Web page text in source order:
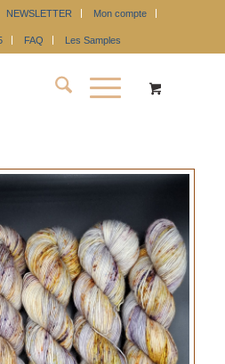
NEWSLETTER Mon compte
FAQ Les Samples